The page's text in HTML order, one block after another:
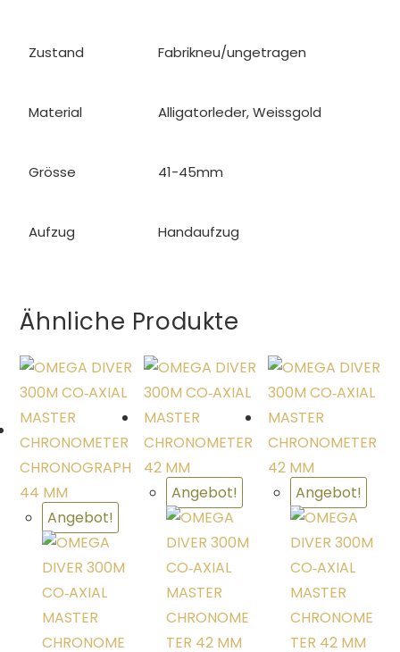
Zustand Fabrikneu/ungetragen
Material Alligatorleder, Weissgold
Grösse 41-45mm
Aufzug Handaufzug
Ähnliche Produkte
Angebot!
Angebot! Angebot!